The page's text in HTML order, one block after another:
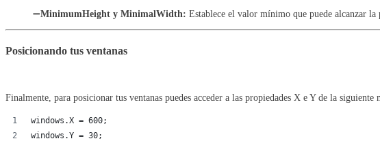
➖MinimumHeight y MinimalWidth: Establece el valor mínimo que puede alcanzar
Posicionando tus ventanas
Finalmente, para posicionar tus ventanas puedes acceder a las propiedades X e Y de la siguiente
windows.X = 600;
windows.Y = 30;